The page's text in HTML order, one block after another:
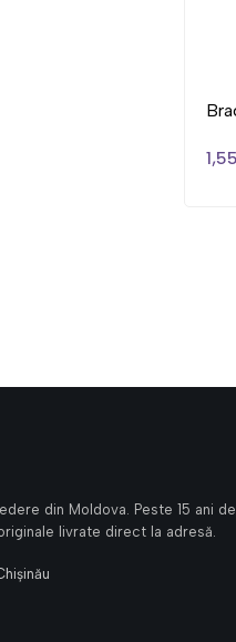
din Moldova. Peste 15 ani de
livrate direct la adresă.